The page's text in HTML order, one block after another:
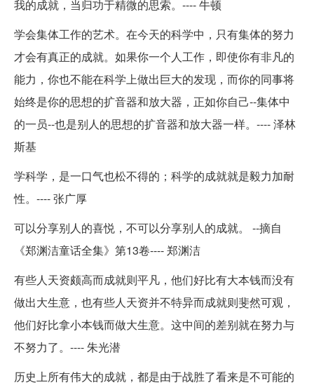
我的成就，当归功于精微的思索。---- 牛顿
学会集体工作的艺术。在今天的科学中，只有集体的努力
才会有真正的成就。如果你一个人工作，即使你有非凡的
能力，你也不能在科学上做出巨大的发现，而你的同事将
始终是你的思想的扩音器和放大器，正如你自己--集体中
的一员--也是别人的思想的扩音器和放大器一样。---- 泽林
斯基
学科学，是一口气也松不得的；科学的成就就是毅力加耐
性。---- 张广厚
可以分享别人的喜悦，不可以分享别人的成就。 --摘自
《郑渊洁童话全集》第13卷---- 郑渊洁
有些人天资颇高而成就则平凡，他们好比有大本钱而没有
做出大生意，也有些人天资并不特异而成就则斐然可观，
他们好比拿小本钱而做大生意。这中间的差别就在努力与
不努力了。---- 朱光潜
历史上所有伟大的成就，都是由于战胜了看来是不可能的